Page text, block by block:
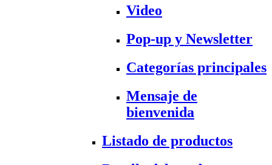
Video
Pop-up y Newsletter
Categorías principales
Mensaje de
bienvenida
Listado de productos